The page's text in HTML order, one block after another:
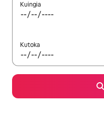
Kuingia
Kutoka